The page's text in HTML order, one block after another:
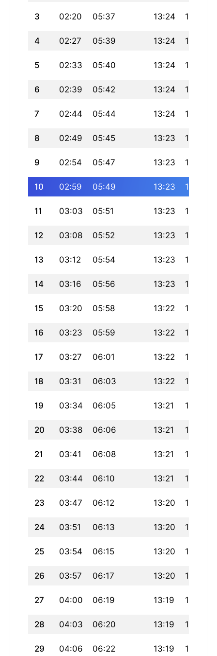
3 02:20 05:37 13:24 17:35
4 02:27 05:39 13:24 17:34
5 02:33 05:40 13:24 17:33
6 02:39 05:42 13:24 17:32
7 02:44 05:44 13:24 17:31
8 02:49 05:45 13:23 17:30
9 02:54 05:47 13:23 17:30
10 02:59 05:49 13:23 17:29
11 03:03 05:51 13:23 17:28
12 03:08 05:52 13:23 17:26
13 03:12 05:54 13:23 17:25
14 03:16 05:56 13:23 17:24
15 03:20 05:58 13:22 17:23
16 03:23 05:59 13:22 17:22
17 03:27 06:01 13:22 17:21
18 03:31 06:03 13:22 17:20
19 03:34 06:05 13:21 17:19
20 03:38 06:06 13:21 17:17
21 03:41 06:08 13:21 17:16
22 03:44 06:10 13:21 17:15
23 03:47 06:12 13:20 17:13
24 03:51 06:13 13:20 17:12
25 03:54 06:15 13:20 17:11
26 03:57 06:17 13:20 17:09
27 04:00 06:19 13:19 17:08
28 04:03 06:20 13:19 17:07
29 04:06 06:22 13:19 17:05